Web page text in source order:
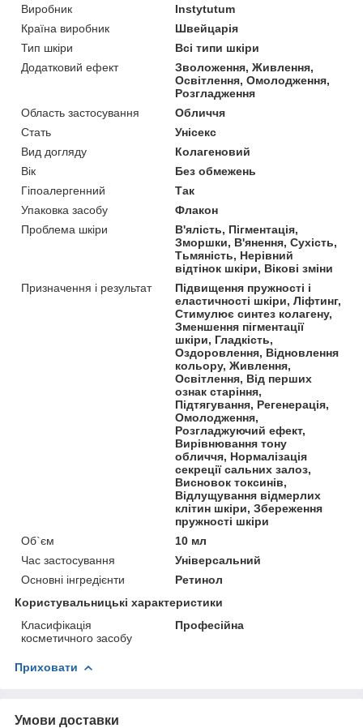
Виробник
Instytutum
Країна виробник
Швейцарія
Тип шкіри
Всі типи шкіри
Додатковий ефект
Зволоження, Живлення,
Освітлення, Омолодження,
Розгладження
Область застосування
Обличчя
Стать
Унісекс
Вид догляду
Колагеновий
Вік
Без обмежень
Гіпоалергенний
Так
Упаковка засобу
Флакон
Проблема шкіри
В'ялість, Пігментація,
Зморшки, В'янення, Сухість,
Тьмяність, Нерівний
відтінок шкіри, Вікові зміни
Призначення і результат
Підвищення пружності і
еластичності шкіри, Ліфтинг,
Стимулює синтез колагену,
Зменшення пігментації
шкіри, Гладкість,
Оздоровлення, Відновлення
кольору, Живлення,
Освітлення, Від перших
ознак старіння,
Підтягування, Регенерація,
Омолодження,
Розгладжуючий ефект,
Вирівнювання тону
обличчя, Нормалізація
секреції сальних залоз,
Висновок токсинів,
Відлущування відмерлих
клітин шкіри, Збереження
пружності шкіри
Об`єм
10 мл
Час застосування
Універсальний
Основні інгредієнти
Ретинол
Користувальницькі характеристики
Класифікація
косметичного засобу
Професійна
Приховати
Умови доставки